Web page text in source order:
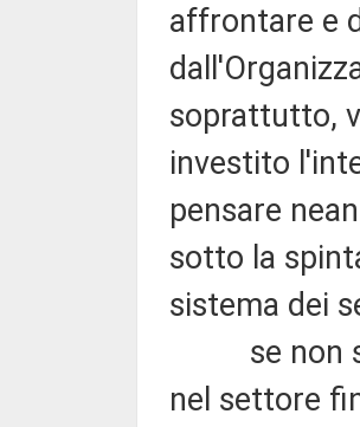
affrontare e
soprattutto,
investito
pensare
sotto la
sistema dei
se non si
nel settore